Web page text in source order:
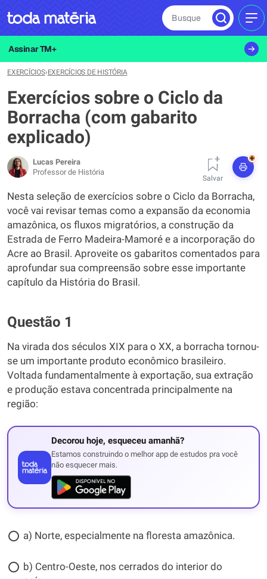
Busque
Assinar TM+
EXERCÍCIOS›EXERCÍCIOS DE HISTÓRIA
Exercícios sobre o Ciclo da
Borracha (com gabarito
explicado)
Lucas Pereira
Professor de História
Salvar
+
Nesta seleção de exercícios sobre o Ciclo da Borracha,
você vai revisar temas como a expansão da economia
amazônica, os fluxos migratórios, a construção da
Estrada de Ferro Madeira-Mamoré e a incorporação do
Acre ao Brasil. Aproveite os gabaritos comentados para
aprofundar sua compreensão sobre esse importante
capítulo da História do Brasil.
Questão 1
Na virada dos séculos XIX para o XX, a borracha tornou-
se um importante produto econômico brasileiro.
Voltada fundamentalmente à exportação, sua extração
e produção estava concentrada principalmente na
região:
Decorou hoje, esqueceu amanhã?
Estamos construindo o melhor app de estudos pra você
não esquecer mais.
a) Norte, especialmente na floresta amazônica.
b) Centro-Oeste, nos cerrados do interior do